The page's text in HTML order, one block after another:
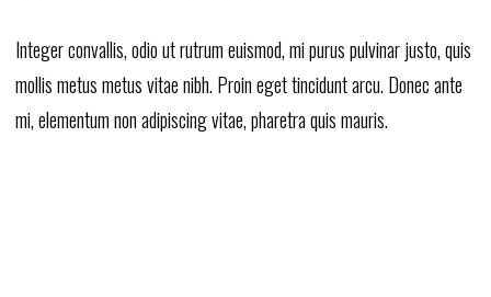
Integer convallis, odio ut rutrum euismod, mi purus pulvinar justo, quis
mollis metus metus vitae nibh. Proin eget tincidunt arcu. Donec ante
mi, elementum non adipiscing vitae, pharetra quis mauris.